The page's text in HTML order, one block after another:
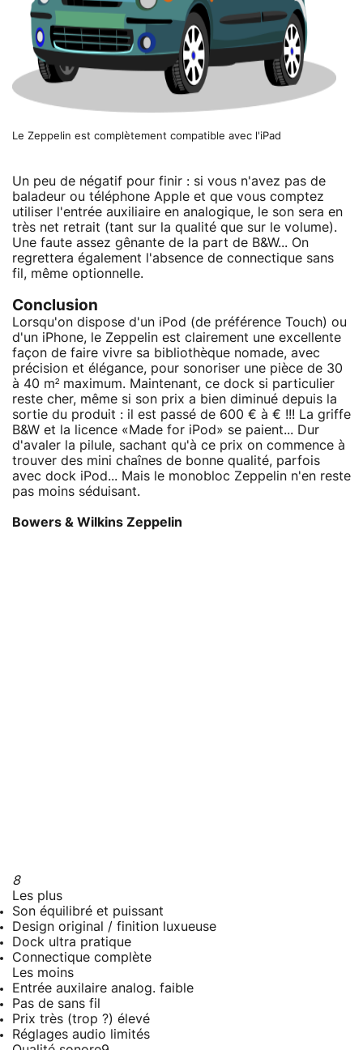
Le Zeppelin est complètement compatible avec l'iPad
Un peu de négatif pour finir : si vous n'avez pas de
baladeur ou téléphone Apple et que vous comptez
utiliser l'entrée auxiliaire en analogique, le son sera en
très net retrait (tant sur la qualité que sur le volume).
Une faute assez gênante de la part de B&W... On
regrettera également l'absence de connectique sans
fil, même optionnelle.
Conclusion
Lorsqu'on dispose d'un iPod (de préférence Touch) ou
d'un iPhone, le Zeppelin est clairement une excellente
façon de faire vivre sa bibliothèque nomade, avec
précision et élégance, pour sonoriser une pièce de 30
à 40 m² maximum. Maintenant, ce dock si particulier
reste cher, même si son prix a bien diminué depuis la
sortie du produit : il est passé de 600 € à € !!! La griffe
B&W et la licence «Made for iPod» se paient... Dur
d'avaler la pilule, sachant qu'à ce prix on commence à
trouver des mini chaînes de bonne qualité, parfois
avec dock iPod... Mais le monobloc Zeppelin n'en reste
pas moins séduisant.
Bowers & Wilkins Zeppelin
8
Les plus
Son équilibré et puissant
Design original / finition luxueuse
Dock ultra pratique
Connectique complète
Les moins
Entrée auxilaire analog. faible
Pas de sans fil
Prix très (trop ?) élevé
Réglages audio limités